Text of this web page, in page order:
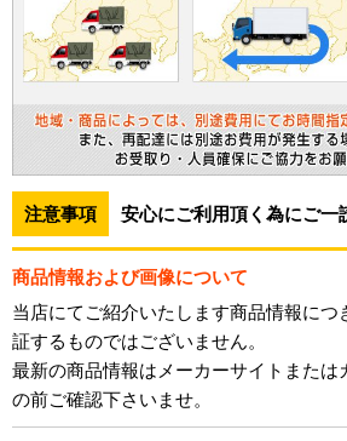
注意事項 安心にご利用頂く為にご一
商品情報および画像について
当店にてご紹介いたします商品情報につ
証するものではございません。
最新の商品情報はメーカーサイトまたは
の前ご確認下さいませ。